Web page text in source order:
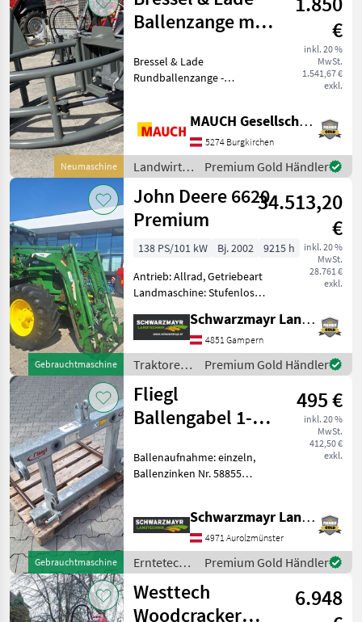
Neumaschine
Ballenzange mit
AKTION
€
inkl. 20 %
MwSt.
1.541,67 €
exkl.
Bressel & Lade
Rundballenzange -
Firma Bressel & Lade •
Kompakte Ballenzange mit
sehr kurzem Vorbaumaß •
Robuste Bauweise • 2
MAUCH Gesellschaft m.b.H. & Co.KG
5274 Burgkirchen
Landwirtsch.
Motorfahrzeuge
/ Bressel &
Lade
Premium Gold Händler
Gebrauchtmaschine
John Deere 6620
Premium
34.513,20
€
inkl. 20 %
MwSt.
28.761 €
exkl.
138 PS/101 kW Bj. 2002
9215 h
Antrieb: Allrad, Getriebeart
Landmaschine: Stufenloses
Zapfwellendrehzahl:
540/540E/1000,
Höchstgeschwindigkeit in
km/h: 50 km/h, Aufladung:
Schwarzmayr Landtechnik GmbH - Gampern
4851 Gampern
Traktoren
/ John
Deere
Premium Gold Händler
Gebrauchtmaschine
Fliegl
Ballengabel 1-
495 €
inkl. 20 %
MwSt.
412,50 €
exkl.
Ballenaufnahme: einzeln,
Ballenzinken Nr. 58855
Transport von Rund- und
Rechteckballen geeignet -
Ext
Schwarzmayr Landtechnik GmbH - Aurolzmünster
4971 Aurolzmünster
Erntetechnik
Grünland /
Fliegl
Premium Gold Händler
Westtech
Woodcracker
6.948